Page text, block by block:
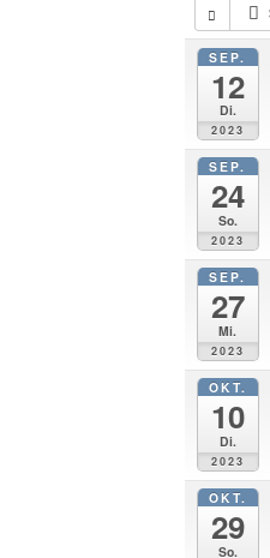
SEP.
12
Di.
2023
SEP.
24
So.
2023
SEP.
27
Mi.
2023
OKT.
10
Di.
2023
OKT.
29
So.